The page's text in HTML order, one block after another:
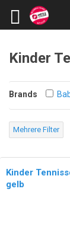
Kinder
Brands
Mehrere Filter
Kinder
gelb